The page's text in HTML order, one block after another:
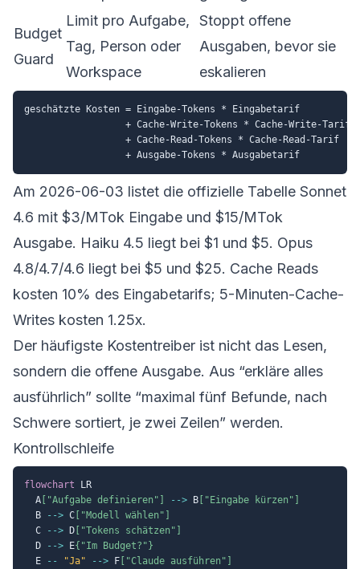
Budget
Guard
Limit pro Aufgabe,
Tag, Person oder
Workspace
Stoppt offene
Ausgaben, bevor sie
eskalieren
geschätzte Kosten = Eingabe-Tokens * Eingabetarif
                  + Cache-Write-Tokens * Cache-Write-Tarif
                  + Cache-Read-Tokens * Cache-Read-Tarif
Am 2026-06-03 listet die offizielle Tabelle Sonnet
4.6 mit $3/MTok Eingabe und $15/MTok
Ausgabe. Haiku 4.5 liegt bei $1 und $5. Opus
4.8/4.7/4.6 liegt bei $5 und $25. Cache Reads
kosten 10% des Eingabetarifs; 5-Minuten-Cache-
Writes kosten 1.25x.
Der häufigste Kostentreiber ist nicht das Lesen,
sondern die offene Ausgabe. Aus “erkläre alles
ausführlich” sollte “maximal fünf Befunde, nach
Schwere sortiert, je zwei Zeilen” werden.
Kontrollschleife
flowchart LR
  A
["Aufgabe definieren"] --> B ["Eingabe kürzen"]
  B
--> C ["Modell wählen"]
  C
--> D ["Tokens schätzen"]
  D
--> E{"Im Budget?"}
  E
-- "Ja" --> F ["Claude ausführen"]